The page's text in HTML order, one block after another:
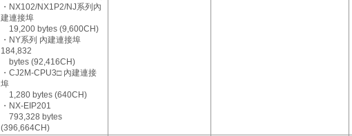
・NX102/NX1P2/NJ系列內
建連接埠
19,200 bytes (9,600CH)
・NY系列 內建連接埠
184,832
bytes (92,416CH)
・CJ2M-CPU3□ 內建連接
埠
1,280 bytes (640CH)
・NX-EIP201
793,328 bytes
(396,664CH)